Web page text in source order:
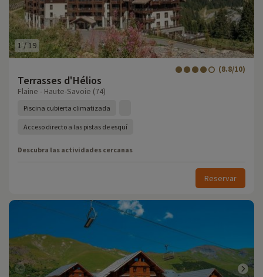
1 / 19
Terrasses d'Hélios
(8.8/10)
Flaine - Haute-Savoie (74)
Piscina cubierta climatizada
Acceso directo a las pistas de esquí
Descubra las actividades cercanas
Reservar